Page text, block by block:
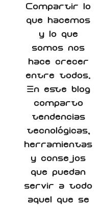
Compartir lo
que hacemos
y lo que
somos nos
hace crecer
entre todos.
En este blog
comparto
tendencias
tecnológicas,
herramientas
y consejos
que puedan
servir a todo
aquel que se